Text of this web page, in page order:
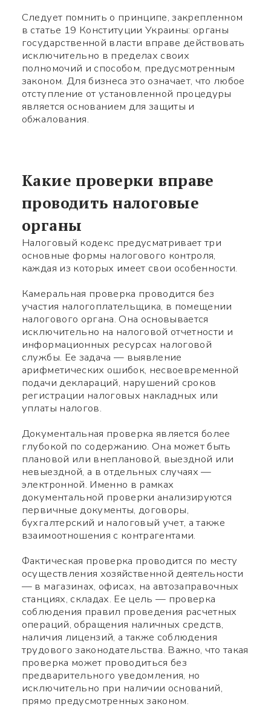
Следует помнить о принципе, закрепленном
в статье 19 Конституции Украины: органы
государственной власти вправе действовать
исключительно в пределах своих
полномочий и способом, предусмотренным
законом. Для бизнеса это означает, что любое
отступление от установленной процедуры
является основанием для защиты и
обжалования.
Какие проверки вправе
проводить налоговые
органы
Налоговый кодекс предусматривает три
основные формы налогового контроля,
каждая из которых имеет свои особенности.
Камеральная проверка проводится без
участия налогоплательщика, в помещении
налогового органа. Она основывается
исключительно на налоговой отчетности и
информационных ресурсах налоговой
службы. Ее задача — выявление
арифметических ошибок, несвоевременной
подачи деклараций, нарушений сроков
регистрации налоговых накладных или
уплаты налогов.
Документальная проверка является более
глубокой по содержанию. Она может быть
плановой или внеплановой, выездной или
невыездной, а в отдельных случаях —
электронной. Именно в рамках
документальной проверки анализируются
первичные документы, договоры,
бухгалтерский и налоговый учет, а также
взаимоотношения с контрагентами.
Фактическая проверка проводится по месту
осуществления хозяйственной деятельности
— в магазинах, офисах, на автозаправочных
станциях, складах. Ее цель — проверка
соблюдения правил проведения расчетных
операций, обращения наличных средств,
наличия лицензий, а также соблюдения
трудового законодательства. Важно, что такая
проверка может проводиться без
предварительного уведомления, но
исключительно при наличии оснований,
прямо предусмотренных законом.